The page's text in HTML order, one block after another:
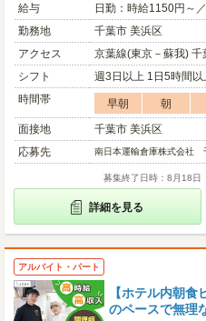
給与
日勤：時給1150円～
勤務地
千葉市 美浜区
アクセス
京葉線(東京－蘇我)
シフト
週3日以上 1日5時間以
時間帯
早朝 朝
面接地
千葉市 美浜区
応募先
南日本運輸倉庫株式会社
募集終了日時：8月18日
詳細を見る
アルバイト・パート
【ホテル内朝
のペースで無理